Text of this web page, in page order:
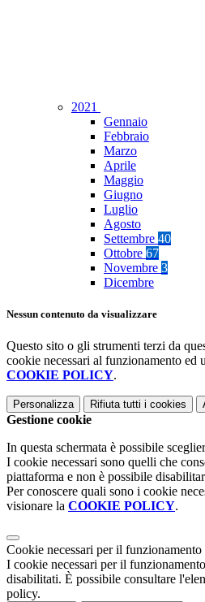
2021
Gennaio
Febbraio
Marzo
Aprile
Maggio
Giugno
Luglio
Agosto
Settembre 40
Ottobre 67
Novembre 3
Dicembre
Nessun contenuto da visualizzare
Questo sito o gli strumenti terzi da
cookie necessari al funzionamento
COOKIE POLICY.
Personalizza Rifiuta tutti i cookies
Gestione cookie
In questa schermata è possibile
I cookie necessari sono quelli che
piattaforma e non è possibile
Per conoscere quali sono i cookie
visionare la COOKIE POLICY.
Cookie necessari per il funzionamento
I cookie necessari per il
disabilitati. È possibile consultare
policy.